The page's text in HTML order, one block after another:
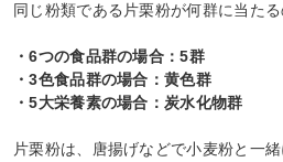
同じ粉類である片栗粉が何群に当た
・6つの食品群の場合：5群
・3色食品群の場合：黄色群
・5大栄養素の場合：炭水化物群
片栗粉は、唐揚げなどで小麦粉と一